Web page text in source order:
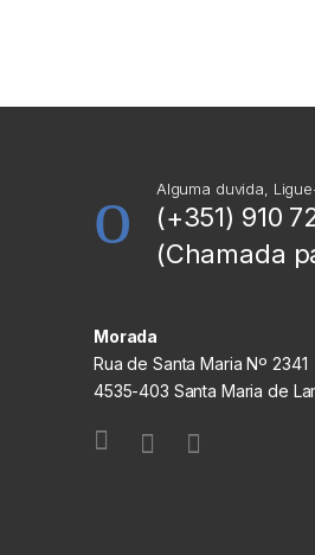
Alguma duvida,
(+351) 910
(Chamada
Morada
Rua de Santa Maria Nº 2341
4535-403 Santa Maria de